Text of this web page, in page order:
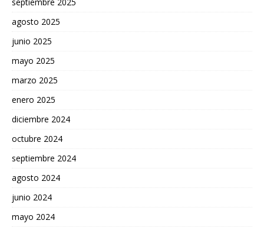
agosto 2025
junio 2025
mayo 2025
marzo 2025
enero 2025
diciembre 2024
octubre 2024
septiembre 2024
agosto 2024
junio 2024
mayo 2024